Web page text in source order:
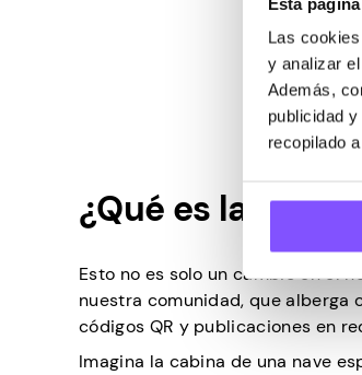
Las
y analizar
Además,
publicidad
recopilado
¿Qué es la
Esto no es solo un cambio en el
nuestra comunidad, que alberga
códigos QR y publicaciones en
Imagina la cabina de una nave